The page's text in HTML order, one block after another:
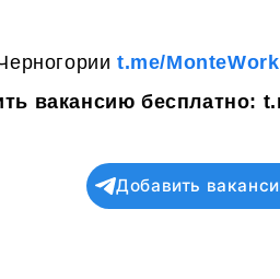
t.me/MonteWork
вакансию бесплатно:
Добавить